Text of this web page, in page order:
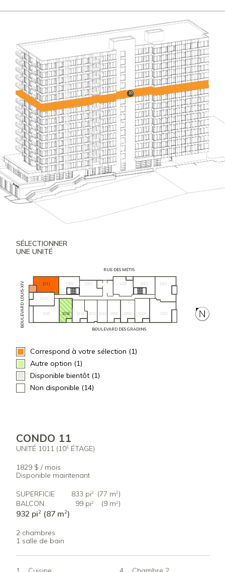
10
SÉLECTIONNER
UNE UNITÉ
RUE DES MÉTIS
BOULEVARD LOUIS-XIV 1001
1002
1003
1004
1005
1006
1007
1008
1009
1010
1011
1012
1013
1014
1015 1016
BOULEVARD DES GRADINS
Correspond à votre sélection (1)
Autre option (1)
Disponible bientôt (1)
Non disponible (14)
CONDO 11
UNITÉ 1011 (10EÉTAGE)
1829 $ / mois
Disponible maintenant
SUPERFICIE 833 pi2 (77 m2 )
BALCON
99 pi2 (9 m2 )
932 pi2 (87 m2)
2 chambres
1 salle de bain